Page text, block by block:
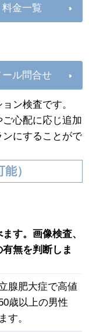
料金一覧
ール問合せ
ン検査です。
心配に応じ追加
にすることがで
）
す。画像検査、
無を判断しま
腺肥大症で高値
歳以上の男性
す。